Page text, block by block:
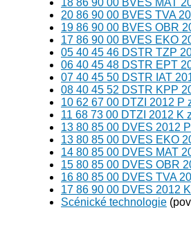
18 86 90 00 BVES MAT
20 86 90 00 BVES TVA
19 86 90 00 BVES OBR
17 86 90 00 BVES EKO
05 40 45 46 DSTR TZP
06 40 45 48 DSTR EPT
07 40 45 50 DSTR IAT
08 40 45 52 DSTR KPP
10 62 67 00 DTZI 2012 P
11 68 73 00 DTZI 2012 K
13 80 85 00 DVES 2012
13 80 85 00 DVES EKO
14 80 85 00 DVES MAT
15 80 85 00 DVES OBR
16 80 85 00 DVES TVA
17 86 90 00 DVES 2012
Scénické technologie